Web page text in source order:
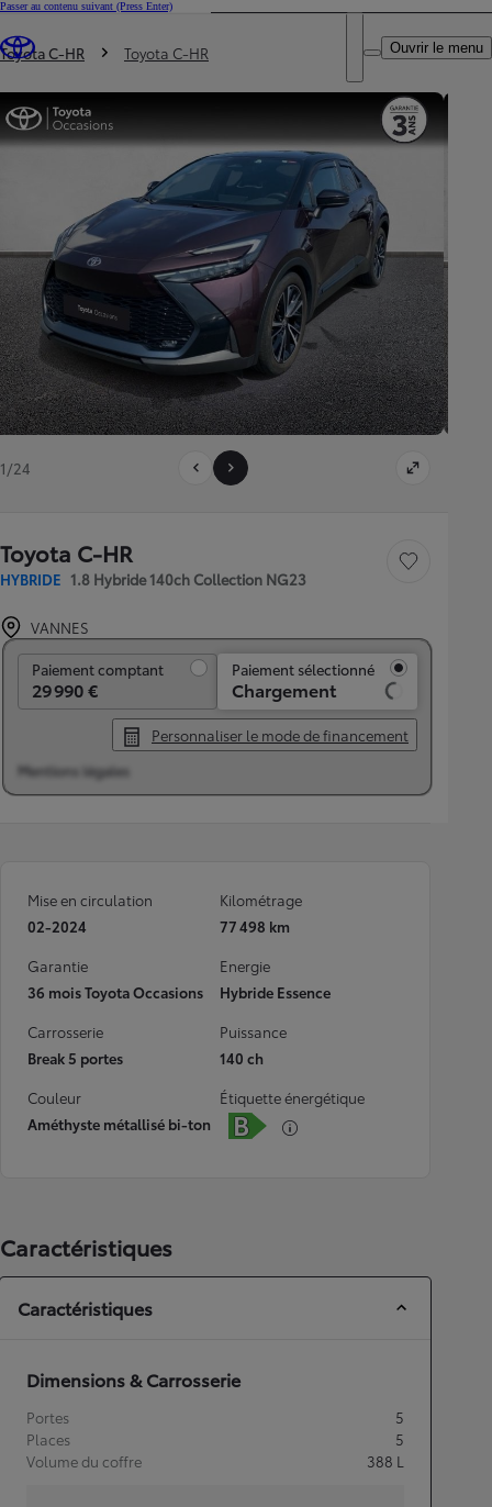
Passer au contenu suivant (Press Enter)
Trouvez un partenaire Toyota
DEALER NAME
Ouvrir le menu
Vous êtes ici
Toyota C-HR Toyota C-HR
1/24
Toyota C-HR
HYBRIDE 1.8 Hybride 140ch Collection NG23
Sauvegarder le
VANNES
Paiement comptant
29 990 €
Paiement sélectionné
Chargement
Personnaliser le mode de financement
Mentions légales
Mise en circulation
02-2024
Kilométrage
77 498 km
Garantie
36 mois Toyota Occasions
Energie
Hybride Essence
Carrosserie
Break 5 portes
Puissance
140 ch
Couleur
Améthyste métallisé bi-ton
Étiquette énergétique
Caractéristiques
Caractéristiques
Dimensions & Carrosserie
Portes
5
Places
5
Volume du coffre
388 L